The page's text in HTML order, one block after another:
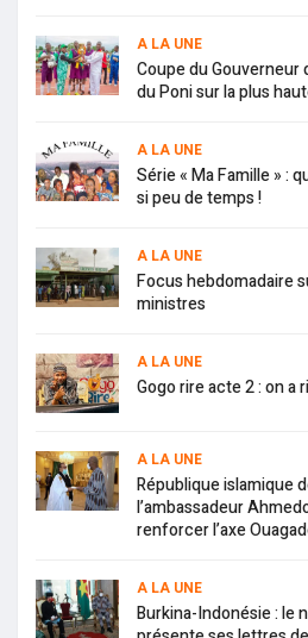
A LA UNE
Coupe du Gouverneur
du Poni sur la plus
A LA UNE
Série « Ma Famille » :
si peu de temps !
A LA UNE
Focus hebdomadaire
ministres
A LA UNE
Gogo rire acte 2 : on a
A LA UNE
République islamique
l’ambassadeur
renforcer l’axe
A LA UNE
Burkina-Indonésie : le